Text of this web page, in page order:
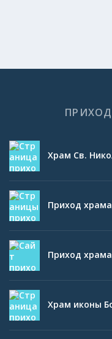
Храм Св.
Приход
Приход
Храм иконы